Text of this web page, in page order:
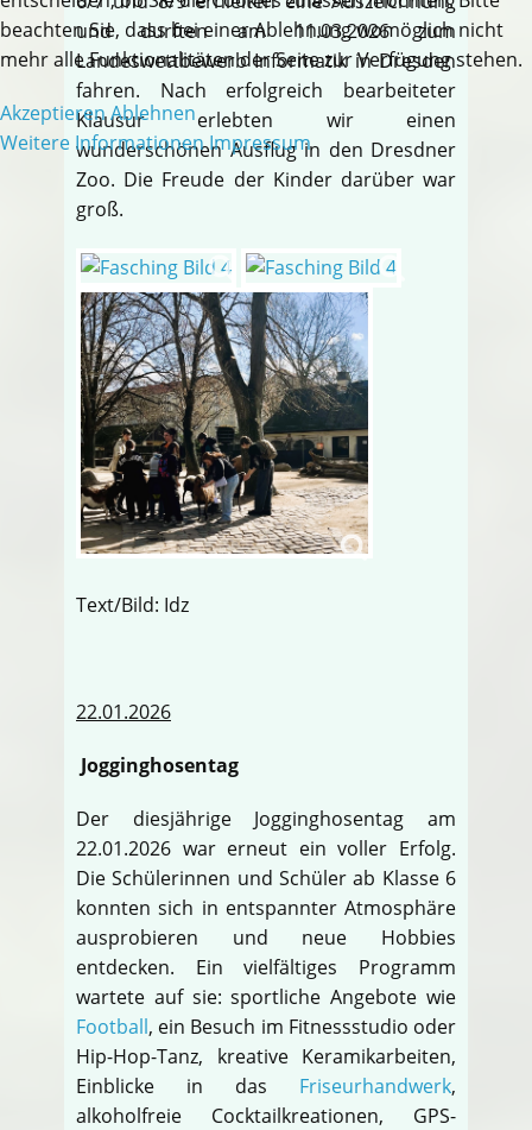
und durften am 11.03.2026 zum
Landeswettbewerb Informatik in Dresden
fahren. Nach erfolgreich bearbeiteter
Klausur erlebten wir einen
wunderschönen Ausflug in den Dresdner
Zoo. Die Freude der Kinder darüber war
groß.
Text/Bild: Idz
22.01.2026
Jogginghosentag
Der diesjährige Jogginghosentag am
22.01.2026 war erneut ein voller Erfolg.
Die Schülerinnen und Schüler ab Klasse 6
konnten sich in entspannter Atmosphäre
ausprobieren und neue Hobbies
entdecken. Ein vielfältiges Programm
wartete auf sie: sportliche Angebote wie
Football, ein Besuch im Fitnessstudio oder
Hip-Hop-Tanz, kreative Keramikarbeiten,
Einblicke in das Friseurhandwerk,
alkoholfreie Cocktailkreationen, GPS-
beachten Sie, dass bei einer Ablehnung womöglich nicht
mehr alle Funktionalitäten der Seite zur Verfügung stehen.
AkzeptierenAblehnen
Weitere Informationen Impressum